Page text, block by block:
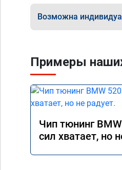
Возможна
Примеры
Чип тюнинг
сил хватает, но